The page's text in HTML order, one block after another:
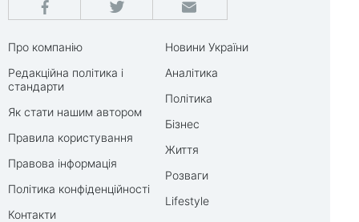
Про компанію
Редакційна політика і
стандарти
Як стати нашим автором
Правила користування
Правова інформація
Політика конфіденційності
Контакти
Новини України
Аналітика
Політика
Бізнес
Життя
Розваги
Lifestyle